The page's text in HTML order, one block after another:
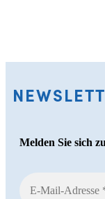
Melden Sie sich